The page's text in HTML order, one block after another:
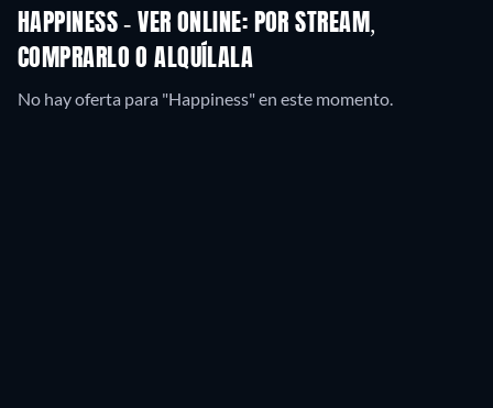
HAPPINESS - VER ONLINE: POR STREAM,
COMPRARLO O ALQUÍLALA
No hay oferta para "Happiness" en este momento.